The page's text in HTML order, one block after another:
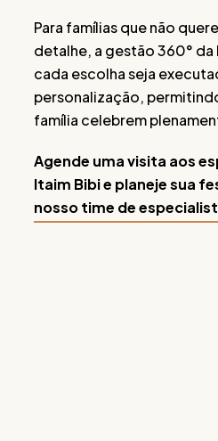
Para famílias que não
detalhe, a gestão 360°
cada escolha seja
personalização,
família celebrem
Agende uma visita aos
Itaim Bibi e planeje sua
nosso time de